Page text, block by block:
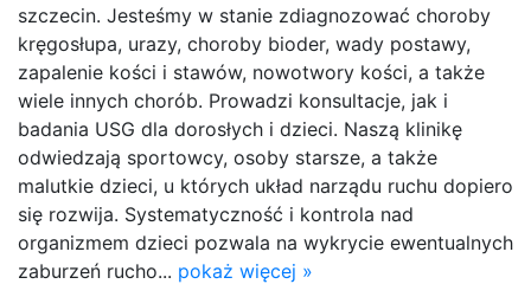
szczecin. Jesteśmy w stanie zdiagnozować choroby
kręgosłupa, urazy, choroby bioder, wady postawy,
zapalenie kości i stawów, nowotwory kości, a także
wiele innych chorób. Prowadzi konsultacje, jak i
badania USG dla dorosłych i dzieci. Naszą klinikę
odwiedzają sportowcy, osoby starsze, a także
malutkie dzieci, u których układ narządu ruchu dopiero
się rozwija. Systematyczność i kontrola nad
organizmem dzieci pozwala na wykrycie ewentualnych
zaburzeń rucho... pokaż więcej »